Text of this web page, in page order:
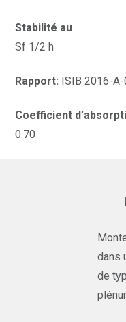
Stabilité au
Sf 1/2 h
Rapport: ISIB 2016-
Coefficient
0.70
dans
de